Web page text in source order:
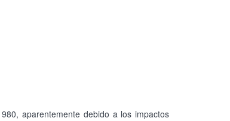
aparentemente debido a los impactos